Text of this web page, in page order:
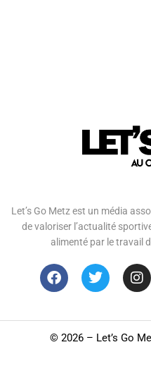
Let’s Go Metz est un média
de valoriser l’actualité
alimenté par le travail
© 2026 – Let’s Go